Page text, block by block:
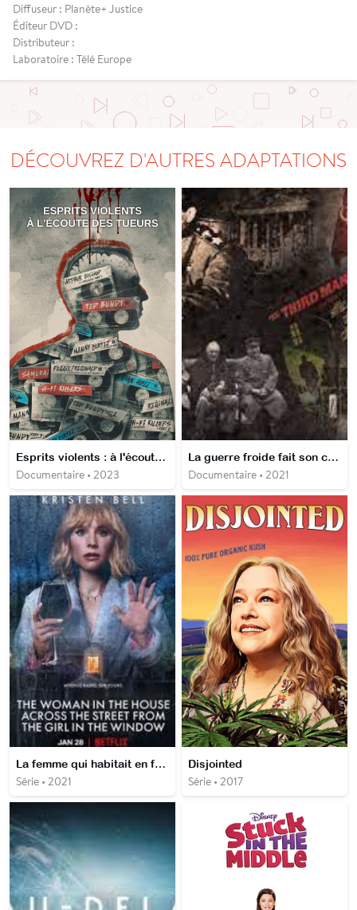
Diffuseur : Planète+ Justice
Éditeur DVD :
Distributeur :
Laboratoire : Télé Europe
DÉCOUVREZ D'AUTRES ADAPTATIONS
Esprits violents : à l'écoute des tueurs
Documentaire • 2023
La guerre froide fait son cinéma
Documentaire • 2021
La femme qui habitait en face de la fille à la fenêtre
Série • 2021
Disjointed
Série • 2017